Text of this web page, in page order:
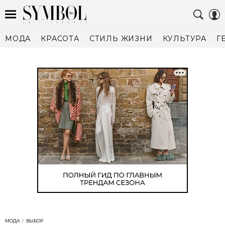
МОДА КРАСОТА СТИЛЬ ЖИЗНИ КУЛЬТУРА
МОДА
ВЫБОР